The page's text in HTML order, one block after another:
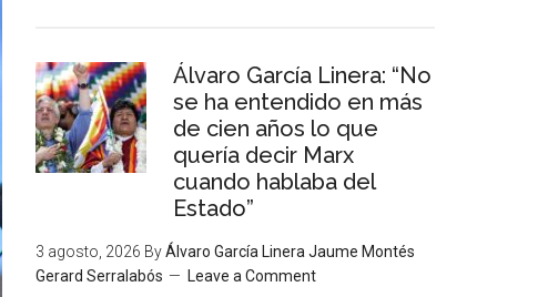
Álvaro García Linera: “No
se ha entendido en más
de cien años lo que
quería decir Marx
cuando hablaba del
Estado”
3 agosto, 2026 ByÁlvaro García Linera Jaume Montés
Gerard Serralabós
Leave a Comment